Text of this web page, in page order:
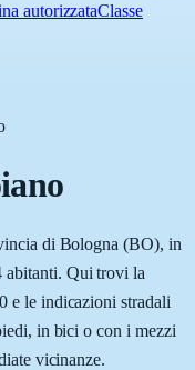
autorizzataClasse
di Bologna (BO), in
abitanti. Qui trovi la
e le indicazioni stradali
in bici o con i mezzi
vicinanze.